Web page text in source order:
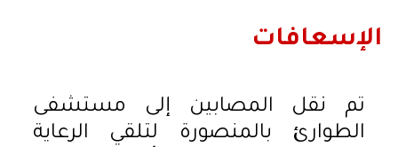
الإسعافات
تم نقل المصابين إلى مستشفى
الطوارئ بالمنصورة لتلقي الرعاية